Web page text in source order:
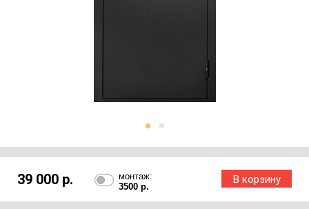
39 000 р.
монтаж:
3500 р.